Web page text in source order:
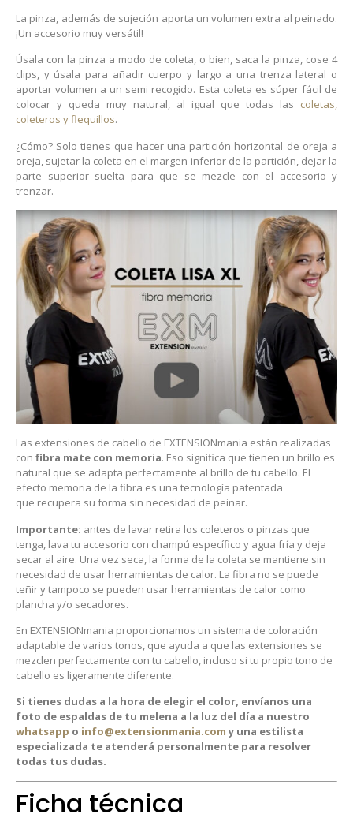
La pinza, además de sujeción aporta un volumen extra al peinado.
¡Un accesorio muy versátil!
Úsala con la pinza a modo de coleta, o bien, saca la pinza, cose 4
clips, y úsala para añadir cuerpo y largo a una trenza lateral o
aportar volumen a un semi recogido. Esta coleta es súper fácil de
colocar y queda muy natural, al igual que todas las coletas,
coleteros y flequillos.
¿Cómo? Solo tienes que hacer una partición horizontal de oreja a
oreja, sujetar la coleta en el margen inferior de la partición, dejar la
parte superior suelta para que se mezcle con el accesorio y
trenzar.
Las extensiones de cabello de EXTENSIONmania están realizadas
con fibra mate con memoria. Eso significa que tienen un brillo es
natural que se adapta perfectamente al brillo de tu cabello. El
efecto memoria de la fibra es una tecnología patentada
que recupera su forma sin necesidad de peinar.
Importante: antes de lavar retira los coleteros o pinzas que
tenga, lava tu accesorio con champú específico y agua fría y deja
secar al aire. Una vez seca, la forma de la coleta se mantiene sin
necesidad de usar herramientas de calor. La fibra no se puede
teñir y tampoco se pueden usar herramientas de calor como
plancha y/o secadores.
En EXTENSIONmania proporcionamos un sistema de coloración
adaptable de varios tonos, que ayuda a que las extensiones se
mezclen perfectamente con tu cabello, incluso si tu propio tono de
cabello es ligeramente diferente.
Si tienes dudas a la hora de elegir el color, envíanos una
foto de espaldas de tu melena a la luz del día a nuestro
whatsapp o info@extensionmania.comy una estilista
especializada te atenderá personalmente para resolver
todas tus dudas.
Ficha técnica